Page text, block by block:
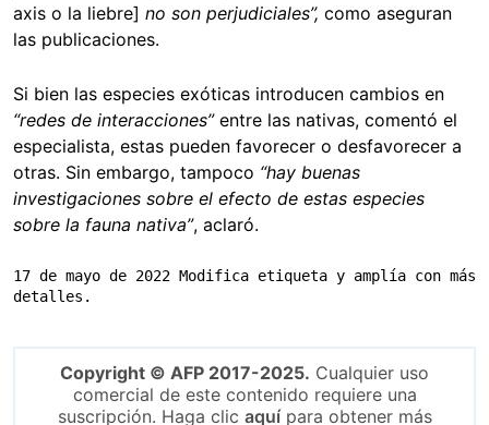
axis o la liebre] no son perjudiciales”, como aseguran
las publicaciones.
Si bien las especies exóticas introducen cambios en
“redes de interacciones” entre las nativas, comentó el
especialista, estas pueden favorecer o desfavorecer a
otras. Sin embargo, tampoco “hay buenas
investigaciones sobre el efecto de estas especies
sobre la fauna nativa”, aclaró.
17 de mayo de 2022 Modifica etiqueta y amplía con más
detalles.
Copyright © AFP 2017-2025. Cualquier uso
comercial de este contenido requiere una
suscripción. Haga clic aquípara obtener más